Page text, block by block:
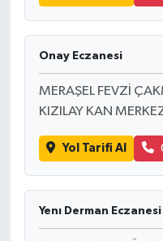
Onay Eczanesi
MERAŞEL FEVZİ
KIZILAY KAN
Yol Tarifi Al
Yenı Derman Eczanesi